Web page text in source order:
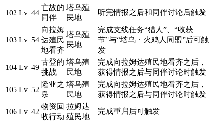
102 Lv 44
亡故的
同伴
塔乌殖
民地
听完情报之后和同伴讨论后触发
103 Lv 54
向拉姆
达殖民
地看齐
塔乌殖
民地
完成支线任务“猎人”、“收获
节”与“塔乌・火鸡人同盟”后可触
发
104 Lv 49
古登的
挑战
塔乌殖
民地
完成向拉姆达殖民地看齐之后，
获得情报之后与同伴讨论时触发
105 Lv 52
隆亚之
泉
塔乌殖
民地
完成向拉姆达殖民地看齐之后，
获得情报之后与同伴讨论时触发
106 Lv 42
物资回
收行动
拉姆达
殖民地
完成重启后可触发